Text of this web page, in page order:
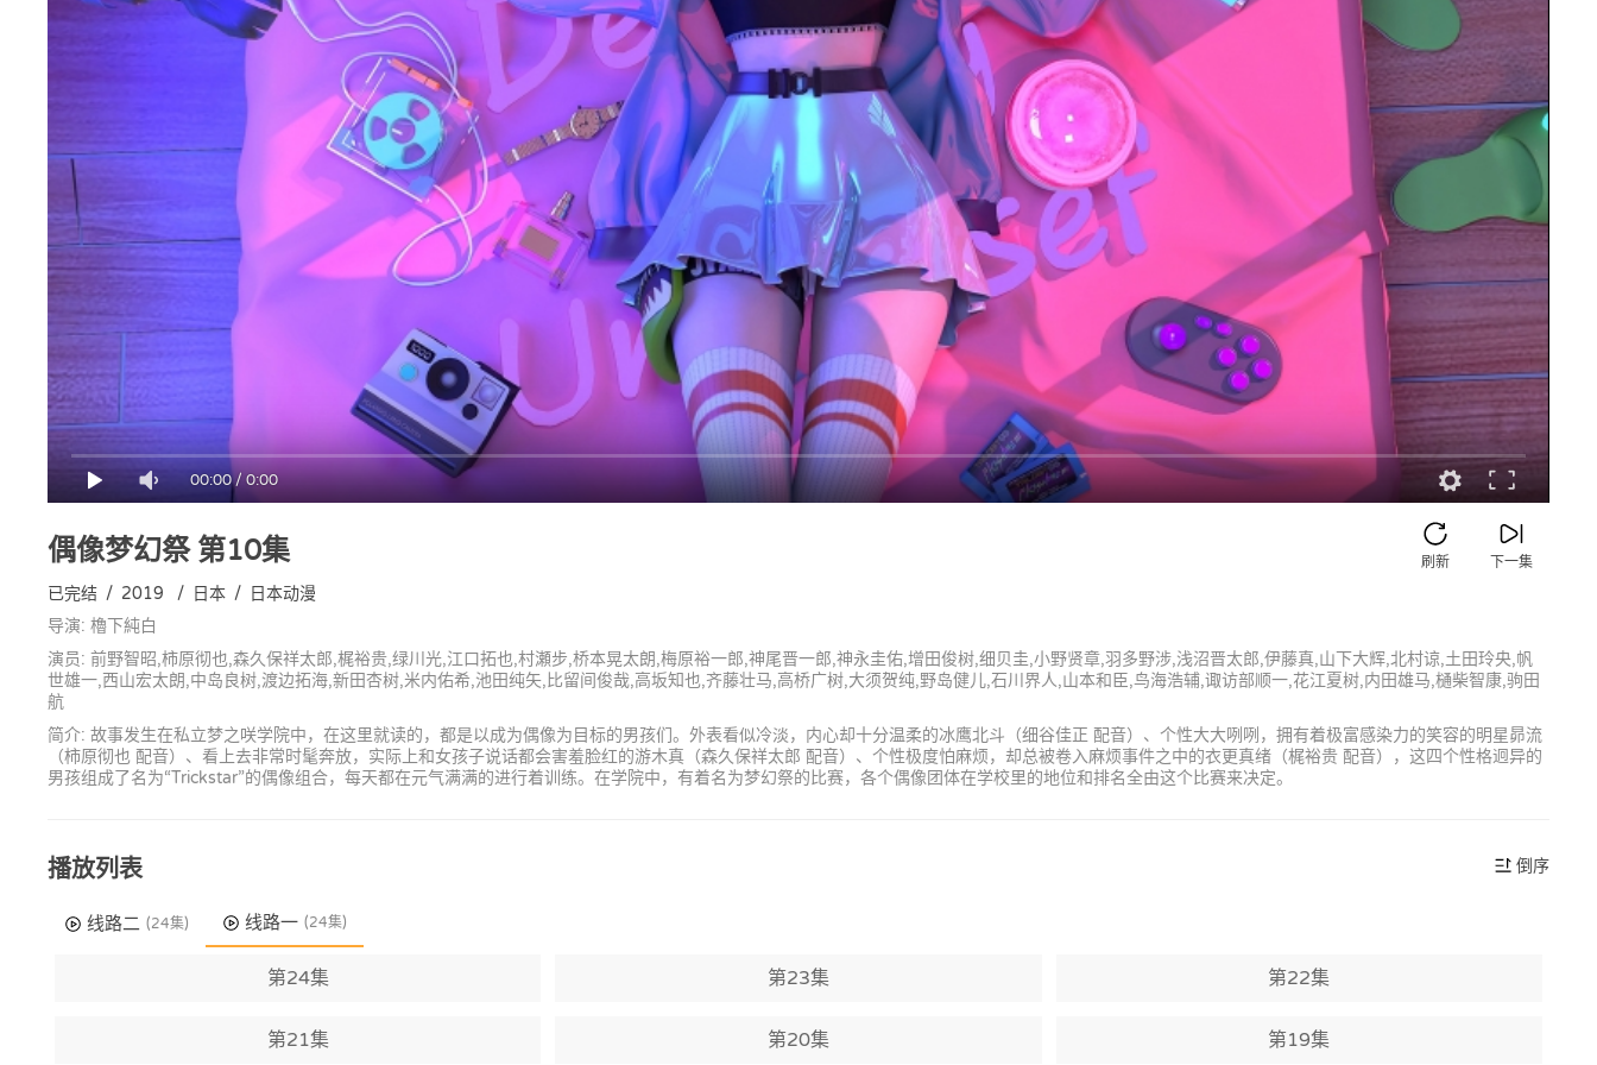
00:00/0:00
偶像梦幻祭第10集 下一集
刷新
已完结 / 2019 / 日本 / 日本动漫
导演: 櫓下純白
演员: 前野智昭,柿原彻也,森久保祥太郎,梶裕贵,绿川光,江口拓也,村瀬步,桥本晃太朗,梅原裕一郎,神尾晋一郎,神永圭佑,增田俊树,细贝圭,小野贤章,羽多野涉,浅沼晋太郎,伊藤真,山下大辉,北村谅,土田玲央,帆
世雄一,西山宏太朗,中岛良树,渡边拓海,新田杏树,米内佑希,池田纯矢,比留间俊哉,高坂知也,齐藤壮马,高桥广树,大须贺纯,野岛健儿,石川界人,山本和臣,鸟海浩辅,诹访部顺一,花江夏树,内田雄马,樋柴智康,驹田
航
简介: 故事发生在私立梦之咲学院中，在这里就读的，都是以成为偶像为目标的男孩们。外表看似冷淡，内心却十分温柔的冰鹰北斗（细谷佳正 配音）、个性大大咧咧，拥有着极富感染力的笑容的明星昴流
（柿原彻也 配音）、看上去非常时髦奔放，实际上和女孩子说话都会害羞脸红的游木真（森久保祥太郎 配音）、个性极度怕麻烦，却总被卷入麻烦事件之中的衣更真绪（梶裕贵 配音），这四个性格迥异的
男孩组成了名为“Trickstar”的偶像组合，每天都在元气满满的进行着训练。在学院中，有着名为梦幻祭的比赛，各个偶像团体在学校里的地位和排名全由这个比赛来决定。
播放列表 倒序
线路二 (24集) 线路一 (24集)
第24集 第23集 第22集
第21集 第20集 第19集